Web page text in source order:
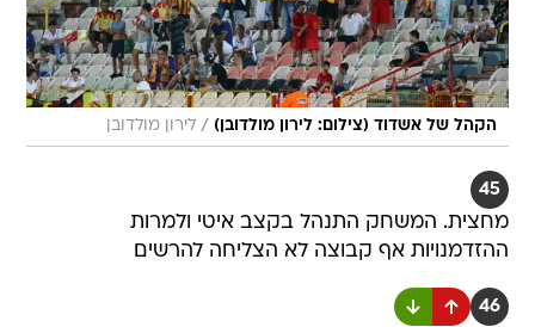
הקהל של אשדוד (צילום: לירון מולדובן) / לירון מולדובן
45
מחצית. המשחק התנהל בקצב איטי ולמרות
ההזדמנויות אף קבוצה לא הצליחה להרשים
46